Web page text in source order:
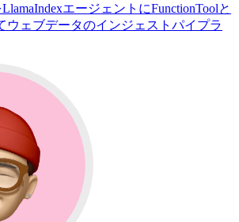
エージェントにFunctionToolと
ウェブデータのインジェストパイプラ